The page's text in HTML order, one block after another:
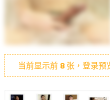
当前显示前 8张，登录预